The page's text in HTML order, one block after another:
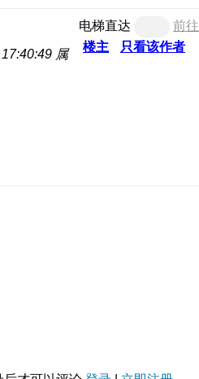
电梯直达
前往
楼主
只看该作者
属